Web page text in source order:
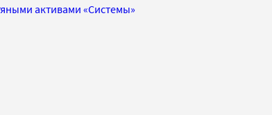
активами «Системы»